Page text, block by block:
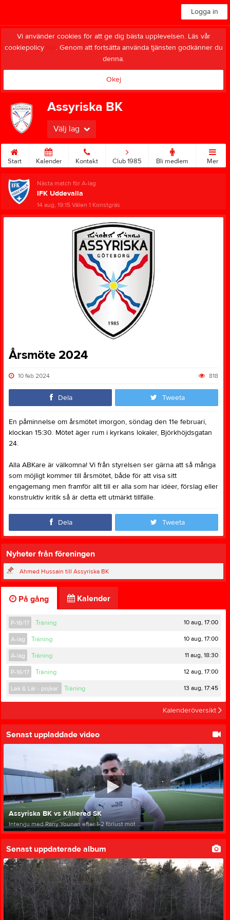
Logga in
Vi använder cookies för att ge dig bästa upplevelsen. Läs vår
cookiepolicy
. Genom att fortsätta använda tjänsten godkänner du
denna.
Okej
Assyriska BK
Välj lag
Start Kalender Kontakt Club 1985 Bli medlem Mer
Nästa match för A-lag
IFK Uddevalla
14 aug, 19:15Välen 1 Konstgräs
Årsmöte 2024
10 feb 2024 818
Dela Tweeta
En påminnelse om årsmötet imorgon, söndag den 11e februari,
klockan 15:30. Mötet äger rum i kyrkans lokaler, Björkhöjdsgatan
24.
Alla ABKare är välkomna! Vi från styrelsen ser gärna att så många
som möjligt kommer till årsmötet, både för att visa sitt
engagemang men framför allt till er alla som har idéer, förslag eller
konstruktiv kritik så är detta ett utmärkt tillfälle.
Dela Tweeta
Nyheter från föreningen
Ahmed Hussain till Assyriska BK
På gång Kalender
P-16/17 Träning 10 aug, 17:00
A-lag Träning 10 aug, 17:00
A-lag Träning 11 aug, 18:30
P-16/17 Träning 12 aug, 17:00
Lek & Lär - pojkar Träning 13 aug, 17:45
Kalenderöversikt
Senast uppladdade video
Assyriska BK vs Kållered SK
Intervju med Rany Younan efter 1-2 förlust mot ...
Senast uppdaterade album